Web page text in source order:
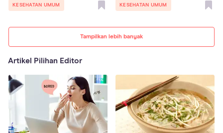
Tampilkan lebih banyak
KESEHATAN UMUM KESEHATAN UMUM
Artikel Pilihan Editor